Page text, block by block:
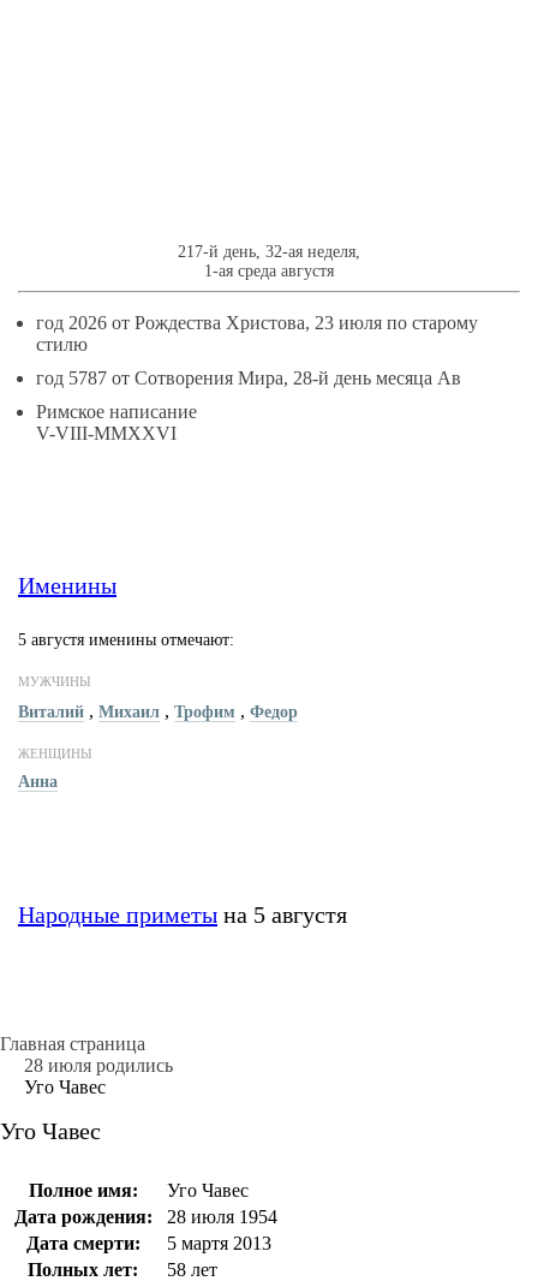
217-й день, 32-ая неделя,
1-ая среда августя
год 2026 от Рождества Христова, 23 июля по старому
стилю
год 5787 от Сотворения Мира, 28-й день месяца Ав
Римское написание
V-VIII-MMXXVI
Именины
5 августя именины отмечают:
МУЖЧИНЫ
Виталий , Михаил , Трофим , Федор
ЖЕНЩИНЫ
Анна
Народные приметы на 5 августя
Главная страница
28 июля родились
Уго Чавес
Уго Чавес
Полное имя:
Уго Чавес
Дата рождения:
28 июля 1954
Дата смерти:
5 мартя 2013
Полных лет:
58 лет